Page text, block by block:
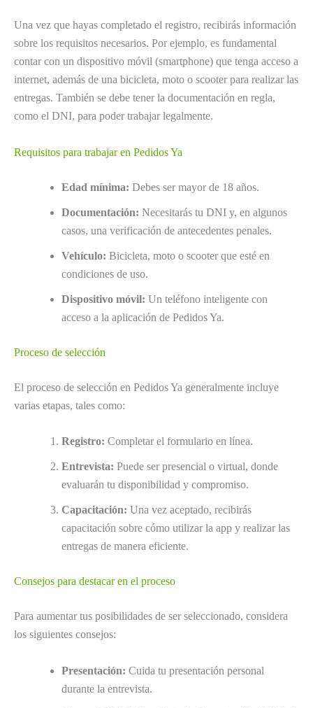
Una vez que hayas completado el registro, recibirás información
sobre los requisitos necesarios. Por ejemplo, es fundamental
contar con un dispositivo móvil (smartphone) que tenga acceso a
internet, además de una bicicleta, moto o scooter para realizar las
entregas. También se debe tener la documentación en regla,
como el DNI, para poder trabajar legalmente.
Requisitos para trabajar en Pedidos Ya
Edad mínima: Debes ser mayor de 18 años.
Documentación: Necesitarás tu DNI y, en algunos
casos, una verificación de antecedentes penales.
Vehículo: Bicicleta, moto o scooter que esté en
condiciones de uso.
Dispositivo móvil: Un teléfono inteligente con
acceso a la aplicación de Pedidos Ya.
Proceso de selección
El proceso de selección en Pedidos Ya generalmente incluye
varias etapas, tales como:
Registro: Completar el formulario en línea.
Entrevista: Puede ser presencial o virtual, donde
evaluarán tu disponibilidad y compromiso.
Capacitación: Una vez aceptado, recibirás
capacitación sobre cómo utilizar la app y realizar las
entregas de manera eficiente.
Consejos para destacar en el proceso
Para aumentar tus posibilidades de ser seleccionado, considera
los siguientes consejos:
Presentación: Cuida tu presentación personal
durante la entrevista.